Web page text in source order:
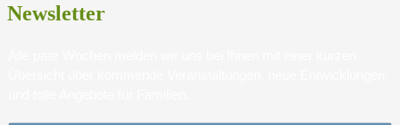
Newsletter